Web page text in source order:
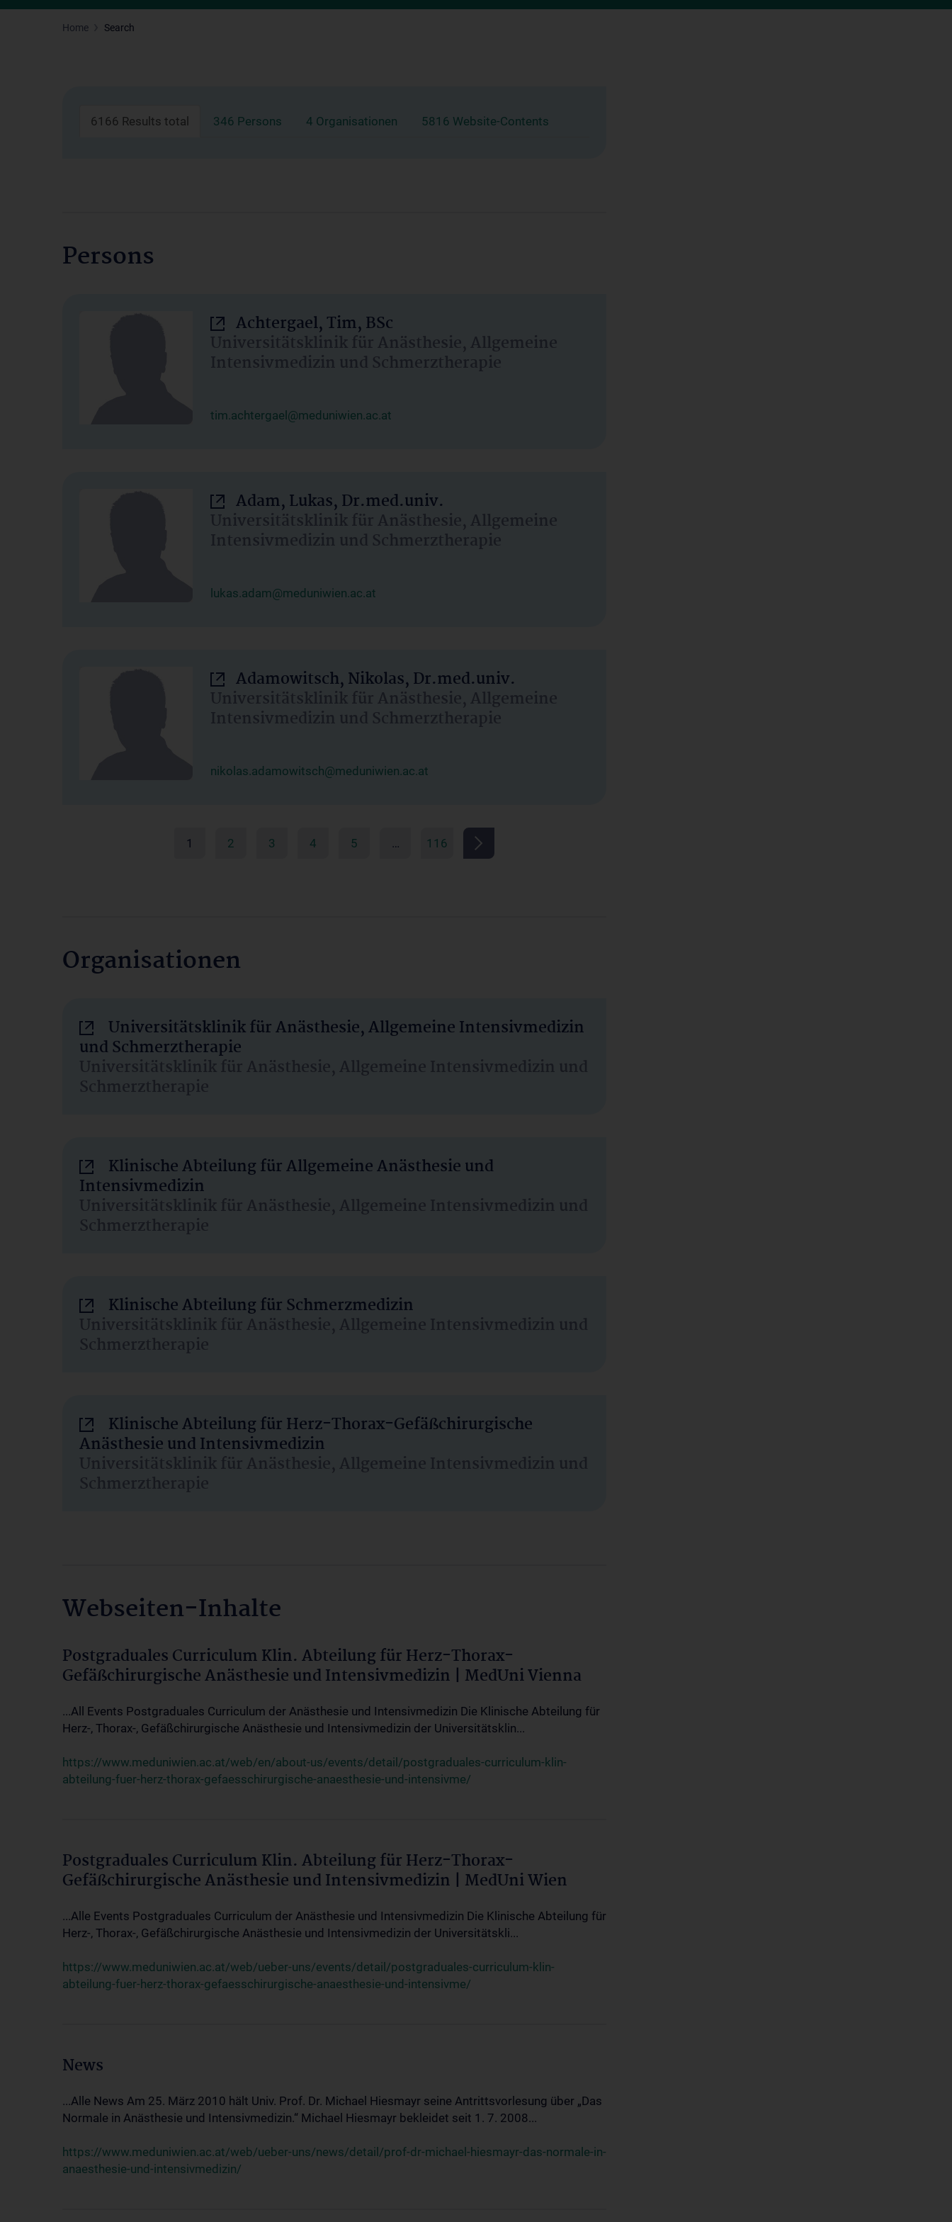
Home Search
6166 Results total 346 Persons 4 Organisationen 5816 Website-Contents
Persons
Achtergael, Tim, BSc
Universitätsklinik für Anästhesie, Allgemeine
Intensivmedizin und Schmerztherapie
tim.achtergael@meduniwien.ac.at
Adam, Lukas, Dr.med.univ.
Universitätsklinik für Anästhesie, Allgemeine
Intensivmedizin und Schmerztherapie
lukas.adam@meduniwien.ac.at
Adamowitsch, Nikolas, Dr.med.univ.
Universitätsklinik für Anästhesie, Allgemeine
Intensivmedizin und Schmerztherapie
nikolas.adamowitsch@meduniwien.ac.at
1 2 3 4 5 … 116
Organisationen
Universitätsklinik für Anästhesie, Allgemeine Intensivmedizin
und Schmerztherapie
Universitätsklinik für Anästhesie, Allgemeine Intensivmedizin und
Schmerztherapie
Klinische Abteilung für Allgemeine Anästhesie und
Intensivmedizin
Universitätsklinik für Anästhesie, Allgemeine Intensivmedizin und
Schmerztherapie
Klinische Abteilung für Schmerzmedizin
Universitätsklinik für Anästhesie, Allgemeine Intensivmedizin und
Schmerztherapie
Klinische Abteilung für Herz-Thorax-Gefäßchirurgische
Anästhesie und Intensivmedizin
Universitätsklinik für Anästhesie, Allgemeine Intensivmedizin und
Schmerztherapie
Webseiten-Inhalte
Postgraduales Curriculum Klin. Abteilung für Herz-Thorax-
Gefäßchirurgische Anästhesie und Intensivmedizin | MedUni Vienna
...All Events Postgraduales Curriculum der Anästhesie und Intensivmedizin Die Klinische Abteilung für
Herz-, Thorax-, Gefäßchirurgische Anästhesie und Intensivmedizin der Universitätsklin...
https://www.meduniwien.ac.at/web/en/about-us/events/detail/postgraduales-curriculum-klin-
abteilung-fuer-herz-thorax-gefaesschirurgische-anaesthesie-und-intensivme/
Postgraduales Curriculum Klin. Abteilung für Herz-Thorax-
Gefäßchirurgische Anästhesie und Intensivmedizin | MedUni Wien
...Alle Events Postgraduales Curriculum der Anästhesie und Intensivmedizin Die Klinische Abteilung für
Herz-, Thorax-, Gefäßchirurgische Anästhesie und Intensivmedizin der Universitätskli...
https://www.meduniwien.ac.at/web/ueber-uns/events/detail/postgraduales-curriculum-klin-
abteilung-fuer-herz-thorax-gefaesschirurgische-anaesthesie-und-intensivme/
News
...Alle News Am 25. März 2010 hält Univ. Prof. Dr. Michael Hiesmayr seine Antrittsvorlesung über „Das
Normale in Anästhesie und Intensivmedizin.“ Michael Hiesmayr bekleidet seit 1. 7. 2008...
https://www.meduniwien.ac.at/web/ueber-uns/news/detail/prof-dr-michael-hiesmayr-das-normale-in-
anaesthesie-und-intensivmedizin/